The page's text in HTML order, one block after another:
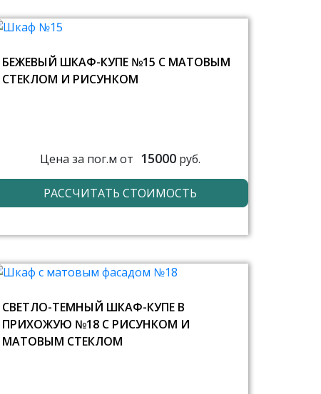
БЕЖЕВЫЙ ШКАФ-КУПЕ №15 С МАТОВЫМ
СТЕКЛОМ И РИСУНКОМ
Цена за пог.м от 15000руб.
РАССЧИТАТЬ СТОИМОСТЬ
СВЕТЛО-ТЕМНЫЙ ШКАФ-КУПЕ В
ПРИХОЖУЮ №18 С РИСУНКОМ И
МАТОВЫМ СТЕКЛОМ